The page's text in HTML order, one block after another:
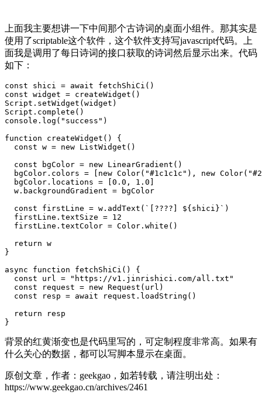
上面我主要想讲一下中间那个古诗词的桌面小组件。那其实是
使用了scriptable这个软件，这个软件支持写javascript代码。上
面我是调用了每日诗词的接口获取的诗词然后显示出来。代码
如下：
const shici = await fetchShiCi()
const widget = createWidget()
Script.setWidget(widget)
Script.complete()
console.log("success")
function createWidget() {
  const w = new ListWidget()
  const bgColor = new LinearGradient()
bgColor.colors = [new Color("#1c1c1c"), new
  bgColor.locations = [0.0, 1.0]
  w.backgroundGradient = bgColor
  const firstLine = w.addText(`[????] ${shici}`)
  firstLine.textSize = 12
  firstLine.textColor = Color.white()
  return w
}
async function fetchShiCi() {
  const url = "https://v1.jinrishici.com/all.txt"
  const request = new Request(url)
  const resp = await request.loadString()
  return resp
}
背景的红黄渐变也是代码里写的，可定制程度非常高。如果有
什么关心的数据，都可以写脚本显示在桌面。
原创文章，作者：geekgao，如若转载，请注明出处：
https://www.geekgao.cn/archives/2461